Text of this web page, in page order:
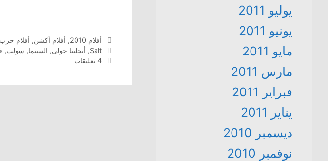
التصنيفات
أفلام 2010 , أفلام أكشن, أفلام
الوسوم
Salt
, أنجلينا جولي, السينما, سولت,
4 تعليقات
يوليو 2011
يونيو 2011
مايو 2011
مارس 2011
فبراير 2011
يناير 2011
ديسمبر 2010
نوفمبر 2010